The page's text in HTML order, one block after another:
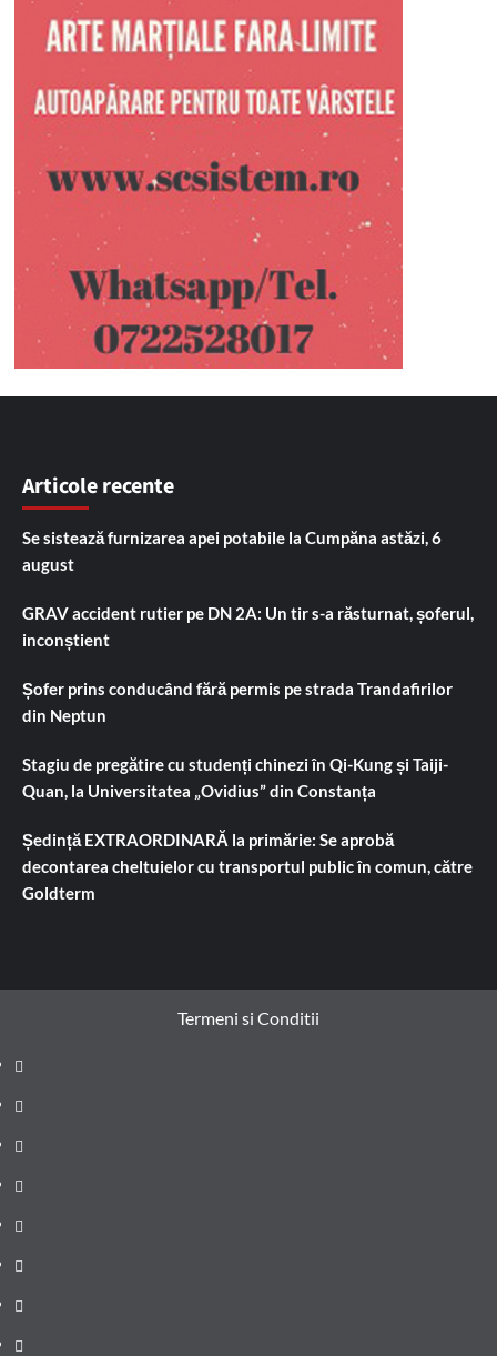
Articole recente
Se sistează furnizarea apei potabile la Cumpăna astăzi, 6
august
GRAV accident rutier pe DN 2A: Un tir s-a răsturnat, șoferul,
inconștient
Șofer prins conducând fără permis pe strada Trandafirilor
din Neptun
Stagiu de pregătire cu studenți chinezi în Qi-Kung și Taiji-
Quan, la Universitatea „Ovidius” din Constanța
Ședință EXTRAORDINARĂ la primărie: Se aprobă
decontarea cheltuielor cu transportul public în comun, către
Goldterm
Termeni si Conditii
Prima
pagină
Știri
de
ultima
Administrație
locală
Actualitate
Justiție
Cultura
Sănătate
Litoral